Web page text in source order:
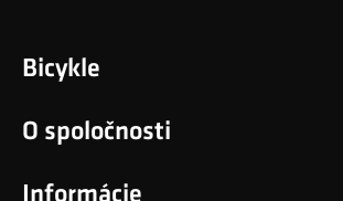
Bicykle
O spoločnosti
Informácie